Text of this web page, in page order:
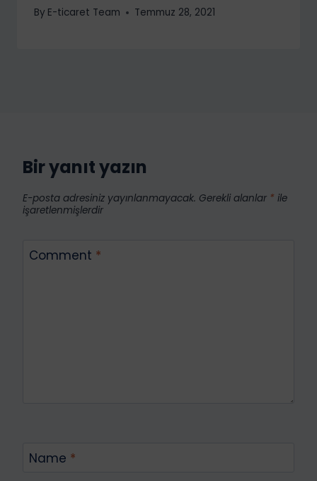
By E-ticaret Team Temmuz 28, 2021
Bir yanıt yazın
E-posta adresiniz yayınlanmayacak. Gerekli alanlar * ile
işaretlenmişlerdir
Comment *
Name *